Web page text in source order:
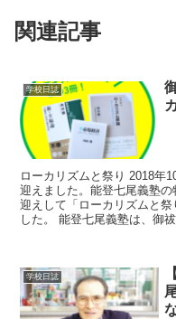
関連記事
学校日誌
ローカリズムと祭り 2018年
迎えました。能登七尾義塾
迎えして「ローカリズムと
した。 能登七尾義塾は、御
学校日誌